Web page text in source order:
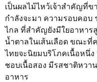
เป็นผลไม้ไหว้เจ้าสำคัญที่
กำลังจะมา ความรอบคอบ
ไกล ที่สำคัญยังมีใยอาหาร
น้ำตาลในเส้นเลือด ขณะ
ไทยจะนิยมบริโภคเนื้อหนึ่ง
ชอบเนื้อสอง มีรสชาติหวา
อาหาร